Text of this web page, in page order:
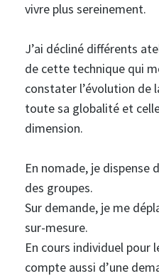
vivre plus sereinement.
J’ai décliné différents
de cette technique qui
constater l’évolution de
toute sa globalité et
dimension.
En nomade, je dispense
des groupes.
Sur demande, je me
sur-mesure.
En cours individuel pour
compte aussi d’une